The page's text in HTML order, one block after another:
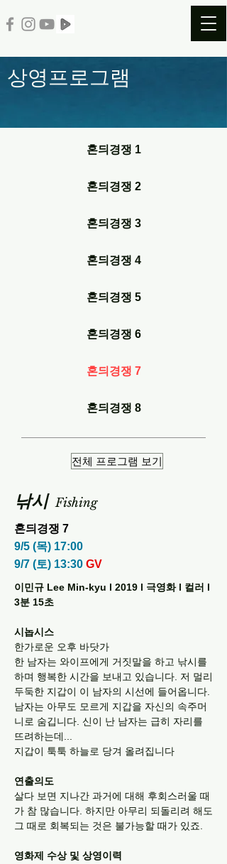
​상영프로그램
혼듸경쟁 1
혼듸경쟁 2
혼듸경쟁 3
혼듸경쟁 4
혼듸경쟁 5
혼듸경쟁 6
혼듸경쟁 7
혼듸경쟁 8
전체 프로그램 보기
낚시 Fishing
혼듸경쟁 7
9/5 (목) 17:00
9/7 (토) 13:30 GV
이민규 Lee Min-kyu l 2019 l 극영화 l 컬러 l
3분 15초
시놉시스
한가로운 오후 바닷가
한 남자는 와이프에게 거짓말을 하고 낚시를
하며 행복한 시간을 보내고 있습니다. 저 멀리
두둑한 지갑이 이 남자의 시선에 들어옵니다.
남자는 아무도 모르게 지갑을 자신의 속주머
니로 숨깁니다. 신이 난 남자는 급히 자리를
뜨려하는데...
지갑이 툭툭 하늘로 당겨 올려집니다
연출의도
살다 보면 지나간 과거에 대해 후회스러울 때
가 참 많습니다. 하지만 아무리 되돌리려 해도
그 때로 회복되는 것은 불가능할 때가 있죠.
영화제 수상 및 상영이력